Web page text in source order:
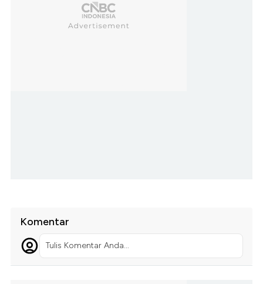
Komentar
Tulis Komentar Anda...